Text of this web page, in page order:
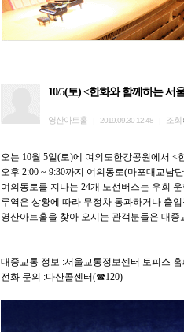
10/5(토) <한화와 함께하는 서
영산아트홀 2019.09.30 12:48 조회
오는 10월 5일(토)에 여의도한강공원에서
오후 2:00 ~ 9:30까지 여의동로(마포대교남
여의동로를 지나는 24개 노선버스는 우회
루역은 상황에 따라 무정차 통과하거나 출
영산아트홀을 찾아 오시는 관객분들은 대
대중교통 정보 :서울교통정보센터 토피스 홈
전화 문의 :다산콜센터(☎120)